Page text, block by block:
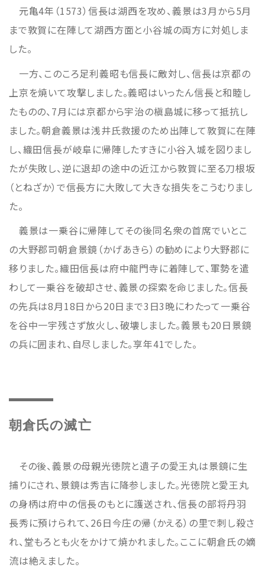
元亀4年（1573）信長は湖西を攻め、義景は3月から5月
まで敦賀に在陣して湖西方面と小谷城の両方に対処しま
した。
一方、このころ足利義昭も信長に敵対し、信長は京都の
上京を焼いて攻撃しました。義昭はいったん信長と和睦し
たものの、7月には京都から宇治の槇島城に移って抵抗し
ました。朝倉義景は浅井氏救援のため出陣して敦賀に在陣
し、織田信長が岐阜に帰陣したすきに小谷入城を図りまし
たが失敗し、逆に退却の途中の近江から敦賀に至る刀根坂
（とねざか）で信長方に大敗して大きな損失をこうむりまし
た。
義景は一乗谷に帰陣してその後同名衆の首席でいとこ
の大野郡司朝倉景鏡（かげあきら）の勧めにより大野郡に
移りました。織田信長は府中龍門寺に着陣して、軍勢を遣
わして一乗谷を破却させ、義景の探索を命じました。信長
の先兵は8月18日から20日まで3日3晩にわたって一乗谷
を谷中一宇残さず放火し、破壊しました。義景も20日景鏡
の兵に囲まれ、自尽しました。享年41でした。
朝倉氏の滅亡
その後、義景の母親光徳院と遺子の愛王丸は景鏡に生
捕りにされ、景鏡は秀吉に降参しました。光徳院と愛王丸
の身柄は府中の信長のもとに護送され、信長の部将丹羽
長秀に預けられて、26日今庄の帰（かえる）の里で刺し殺さ
れ、堂もろとも火をかけて焼かれました。ここに朝倉氏の嫡
流は絶えました。